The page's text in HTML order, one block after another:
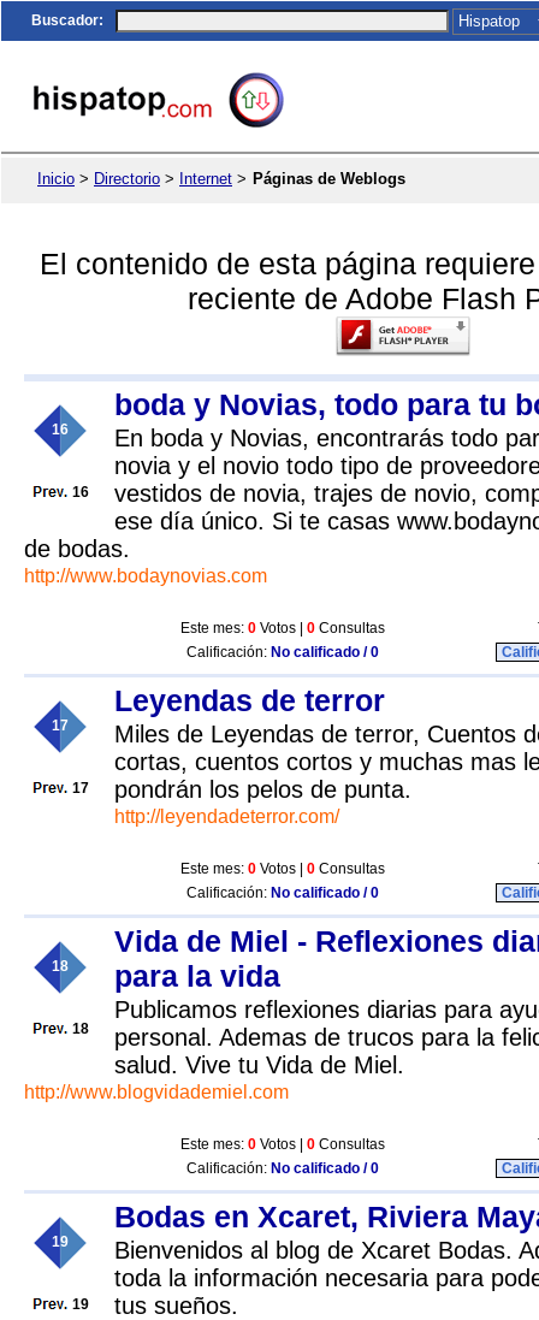
Buscador:
Inicio > Directorio > Internet > Páginas de Weblogs
El contenido de esta página
reciente de Adobe Flash
16
16
boda y Novias, todo para tu
En boda y Novias, encontrarás todo
novia y el novio todo tipo de
vestidos de novia, trajes de novio,
ese día único. Si te casas
de bodas.
http://www.bodaynovias.com
Este mes: 0 Votos | 0 Consultas
Calificación: No calificado / 0
17
17
Leyendas de terror
Miles de Leyendas de terror, Cuentos
cortas, cuentos cortos y muchas mas
pondrán los pelos de punta.
http://leyendadeterror.com/
Este mes: 0 Votos | 0 Consultas
Calificación: No calificado / 0
18
18
Vida de Miel - Reflexiones
para la vida
Publicamos reflexiones diarias para
personal. Ademas de trucos para la
salud. Vive tu Vida de Miel.
http://www.blogvidademiel.com
Este mes: 0 Votos | 0 Consultas
Calificación: No calificado / 0
19
19
Bodas en Xcaret, Riviera
Bienvenidos al blog de Xcaret Bodas.
toda la información necesaria para
tus sueños.